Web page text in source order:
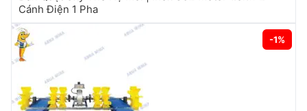
Cánh Điện 1 Pha
-1%